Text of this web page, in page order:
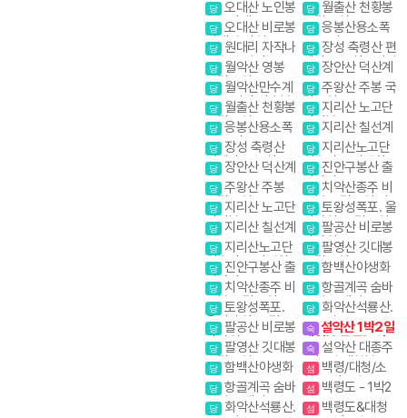
암 내설악
당 오대산 노인봉
소금강계곡
당 오대산 비로봉
선재길 강원20대
명산
당 원대리 자작나
무숲 속삭이는 자
작나무 숲
당 월악산 영봉
국립공원
당 월악산만수계
곡 포암산 만수봉
당 월출산 천황봉
국립공원
당 응봉산용소폭
포 온정골
당 장성 축령산
편백나무숲 치유
의길
당 장안산 덕산계
곡
당 주왕산 주봉
국립공원
당 지리산 노고단
반야봉
당 지리산 칠선계
곡
당 지리산노고단
원추리꽃 야생화
당 진안구봉산 출
렁다리
당 치악산종주 비
로봉 국립공원 강
원20대명산
당 토왕성폭포.
울산바위. 국립공
원 스탬프
당 팔공산 비로봉
갓바위
당 팔영산 깃대봉
국립공원
당 함백산야생화
당 항골계곡 숨바
우길 트레킹
당 화악산석룡산.
당 월출산 천황봉
국립공원
당 응봉산용소폭
포 온정골
당 장성 축령산 편
백나무숲 치유의길
당 장안산 덕산계
곡
당 주왕산 주봉 국
립공원
당 지리산 노고단
반야봉
당 지리산 칠선계
곡
당 지리산노고단
원추리꽃 야생화
당 진안구봉산 출
렁다리
당 치악산종주 비
로봉 국립공원 강
원20대명산
당 토왕성폭포. 울
산바위. 국립공원
스탬프
당 팔공산 비로봉
갓바위
당 팔영산 깃대봉
국립공원
당 함백산야생화
당 항골계곡 숨바
우길 트레킹
당 화악산석룡산.
조무락골
숙 설악산 1박2일
대청봉.공룡능선
숙 설악산 대종주
1박3일 대청봉.공
룡능선 서북능선
섬 백령/대청/소
청- 3박4일
섬 백령도 - 1박2
일
섬 백령도&대청